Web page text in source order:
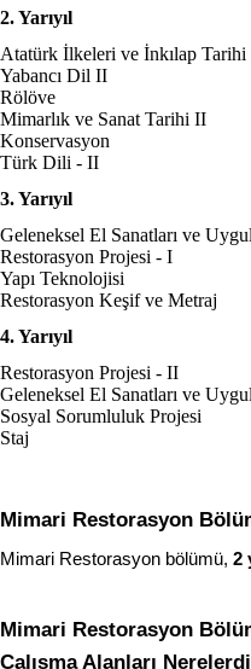
2. Yarıyıl
Atatürk İlkeleri ve İnkılap
Yabancı Dil II
Rölöve
Mimarlık ve Sanat Tarihi II
Konservasyon
Türk Dili - II
3. Yarıyıl
Geleneksel El Sanatları ve
Restorasyon Projesi - I
Yapı Teknolojisi
Restorasyon Keşif ve Metraj
4. Yarıyıl
Restorasyon Projesi - II
Geleneksel El Sanatları ve
Sosyal Sorumluluk Projesi
Staj
Mimari Restorasyon
Mimari Restorasyon bölümü, 2
Mimari Restorasyon
Çalışma Alanları